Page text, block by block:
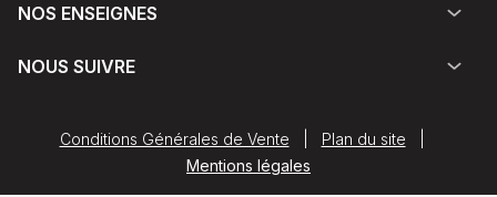
NOS ENSEIGNES
NOUS SUIVRE
Conditions Générales de Vente Plan du site
Mentions légales